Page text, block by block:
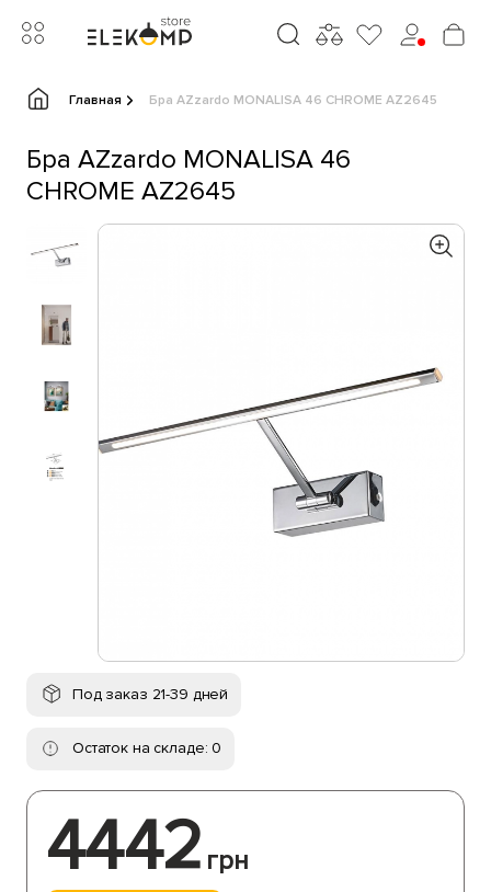
Главная Бра AZzardo MONALISA 46 CHROME AZ2645
Бра AZzardo MONALISA 46
CHROME AZ2645
Под заказ 21-39 дней
Остаток на складе: 0
4442 грн